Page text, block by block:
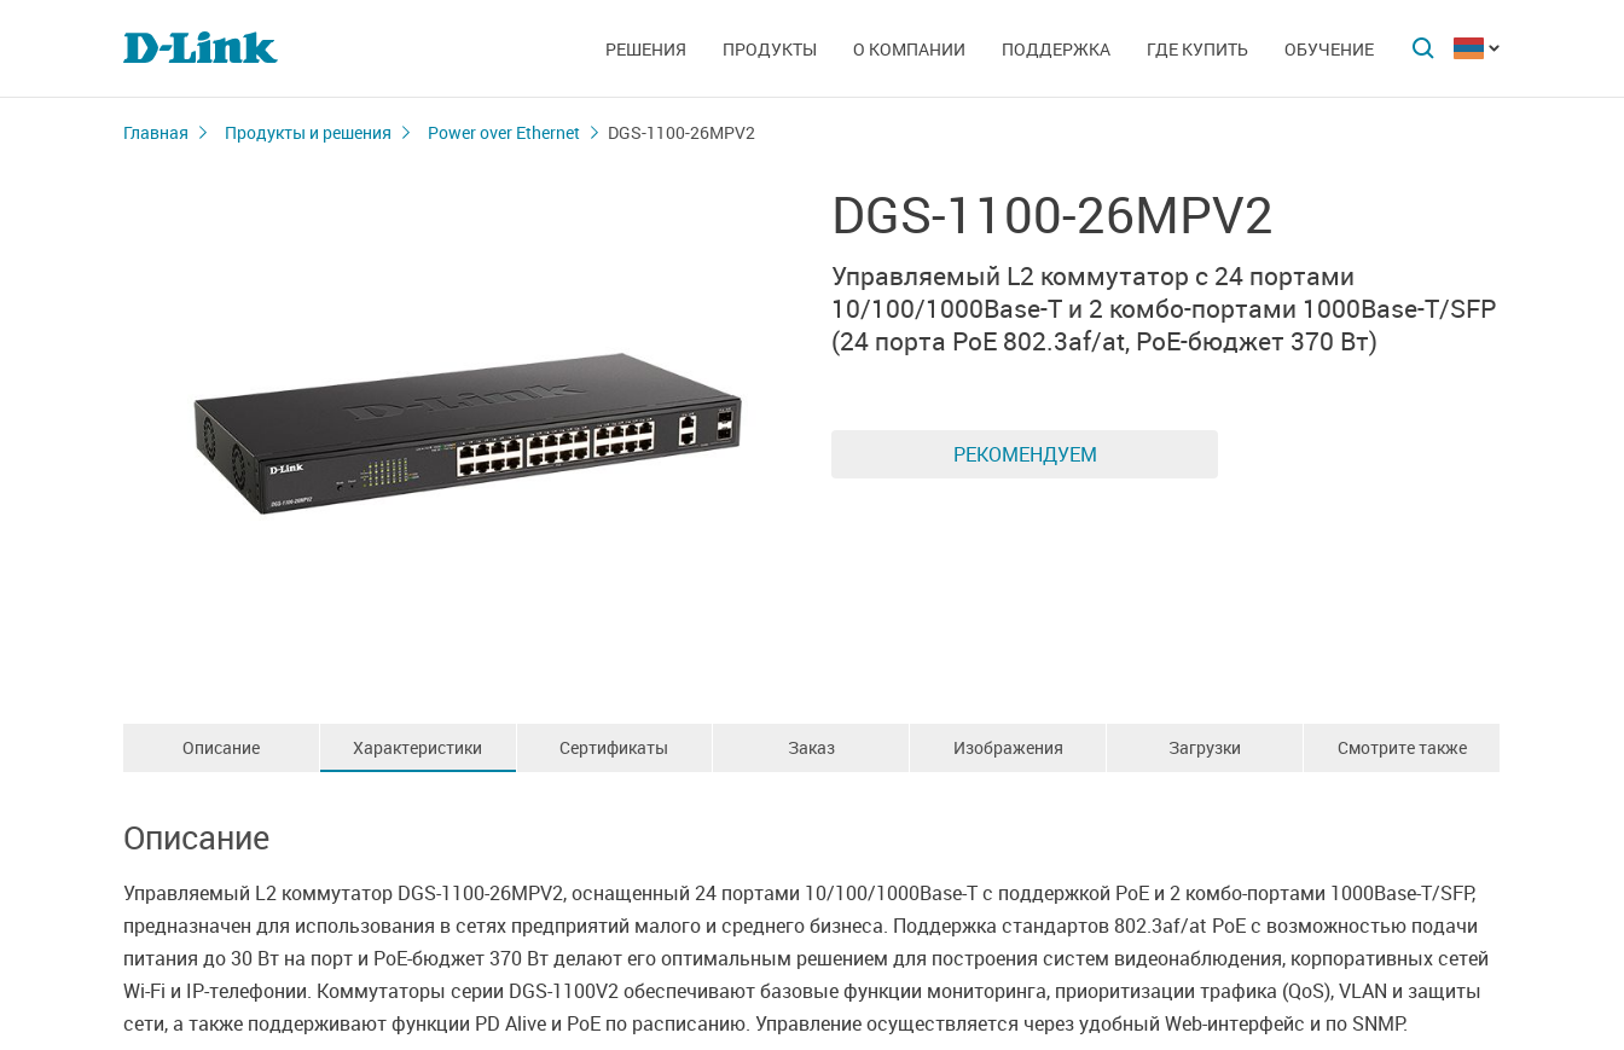
РЕШЕНИЯ ПРОДУКТЫ О КОМПАНИИ ПОДДЕРЖКА ГДЕ КУПИТЬ ОБУЧЕНИЕ
Главная Продукты и решения Power over Ethernet DGS-1100-26MPV2
DGS-1100-26MPV2
Управляемый L2 коммутатор с 24 портами
10/100/1000Base-T и 2 комбо-портами 1000Base-T/SFP
(24 порта PoE 802.3af/at, PoE-бюджет 370 Вт)
РЕКОМЕНДУЕМ
Описание Характеристики Сертификаты Заказ Изображения Загрузки Смотрите также
Описание
Управляемый L2 коммутатор DGS-1100-26MPV2, оснащенный 24 портами 10/100/1000Base-T с поддержкой PoE и 2 комбо-портами 1000Base-T/SFP,
предназначен для использования в сетях предприятий малого и среднего бизнеса. Поддержка стандартов 802.3af/at PoE с возможностью подачи
питания до 30 Вт на порт и PoE-бюджет 370 Вт делают его оптимальным решением для построения систем видеонаблюдения, корпоративных сетей
Wi-Fi и IP-телефонии. Коммутаторы серии DGS-1100V2 обеспечивают базовые функции мониторинга, приоритизации трафика (QoS), VLAN и защиты
сети, а также поддерживают функции PD Alive и PoE по расписанию. Управление осуществляется через удобный Web-интерфейс и по SNMP.